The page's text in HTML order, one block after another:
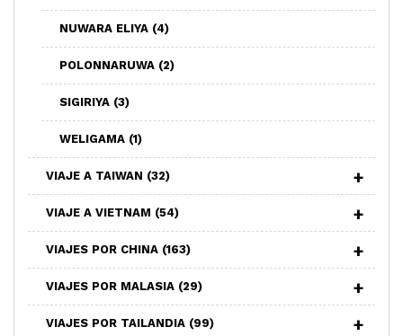
NUWARA ELIYA (4)
POLONNARUWA (2)
SIGIRIYA (3)
WELIGAMA (1)
VIAJE A TAIWAN (32)
VIAJE A VIETNAM (54)
VIAJES POR CHINA (163)
VIAJES POR MALASIA (29)
VIAJES POR TAILANDIA (99)